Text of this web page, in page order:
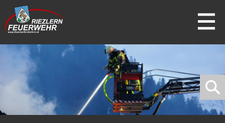
direkt zur Navigation
direkt zum Inhalt